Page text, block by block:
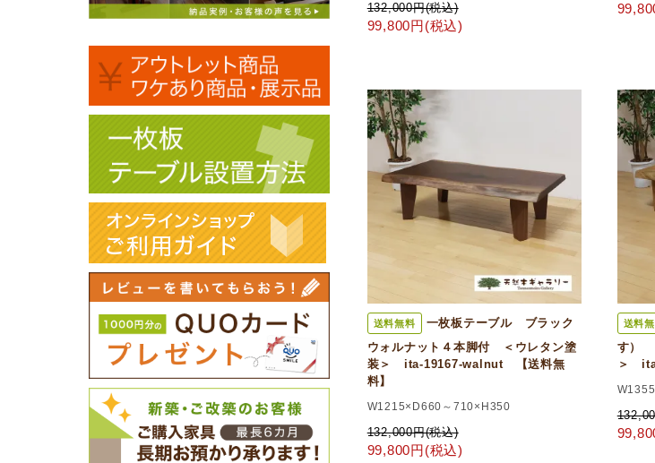
132,000円(税込)
99,800円(税込)
送料無料
一枚板テーブル ブラック
ウォルナット４本脚付 ＜ウレタン塗
装＞ ita-19167-walnut 【送料無
料】
W1215×D660～710×H350
132,000円(税込)
99,800円(税込)
送料
す）
＞